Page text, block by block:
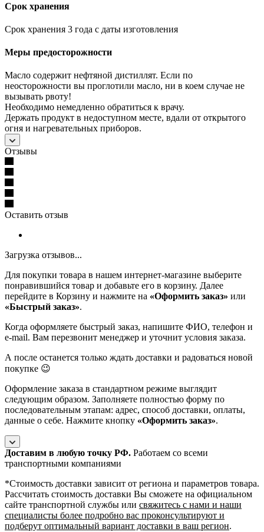
Срок хранения
Срок хранения 3 года с даты изготовления
Меры предосторожности
Масло содержит нефтяной дистиллят. Если по
неосторожности вы проглотили масло, ни в коем случае не
вызывать рвоту!
Необходимо немедленно обратиться к врачу.
Держать продукт в недоступном месте, вдали от открытого
огня и нагревательных приборов.
Отзывы
Оставить отзыв
Загрузка отзывов...
Для покупки товара в нашем интернет-магазине выберите
понравившийся товар и добавьте его в корзину. Далее
перейдите в Корзину и нажмите на «Оформить заказ» или
«Быстрый заказ».
Когда оформляете быстрый заказ, напишите ФИО, телефон и
e-mail. Вам перезвонит менеджер и уточнит условия заказа.
А после останется только ждать доставки и радоваться новой
покупке 😉
Оформление заказа в стандартном режиме выглядит
следующим образом. Заполняете полностью форму по
последовательным этапам: адрес, способ доставки, оплаты,
данные о себе. Нажмите кнопку «Оформить заказ».
Доставим в любую точку РФ. Работаем со всеми
транспортными компаниями
*Cтоимость доставки зависит от региона и параметров товара.
Рассчитать стоимость доставки Вы сможете на официальном
сайте транспортной службы или свяжитесь с нами и наши
специалисты более подробно вас проконсультируют и
подберут оптимальный вариант доставки в ваш регион.